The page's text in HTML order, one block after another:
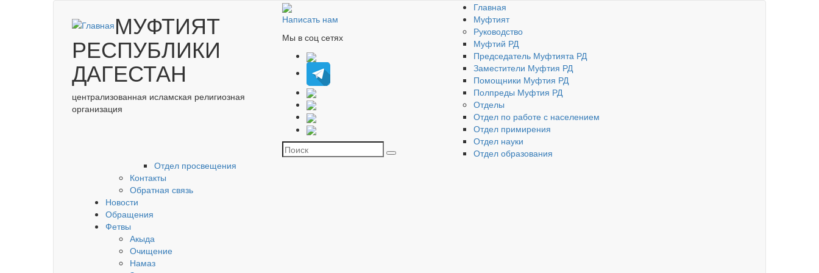
МУФТИЯТ
РЕСПУБЛИКИ
ДАГЕСТАН
централизованная исламская религиозная
организация
Написать нам
Мы в соц сетях
Главная
Муфтият
Руководство
Муфтий РД
Председатель Муфтията РД
Заместители Муфтия РД
Помощники Муфтия РД
Полпреды Муфтия РД
Отделы
Отдел по работе с населением
Отдел примирения
Отдел науки
Отдел образования
Отдел просвещения
Контакты
Обратная связь
Новости
Обращения
Фетвы
Акыда
Очищение
Намаз